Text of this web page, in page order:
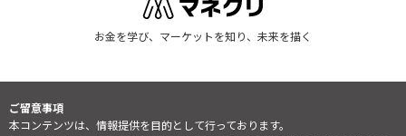
お金を学び、マーケットを知り、未来を描く
ご留意事項
本コンテンツは、情報提供を目的として行っております。